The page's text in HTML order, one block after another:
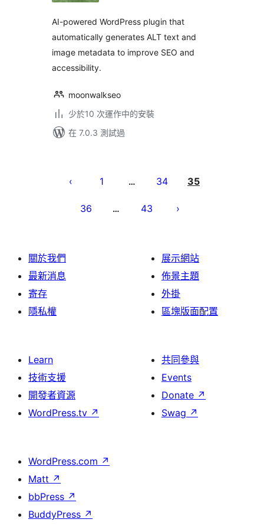
AI-powered WordPress plugin that
automatically generates ALT text and
image metadata to improve SEO and
accessibility.
moonwalkseo
少於10 次運作中的安裝
在 7.0.3 測試過
pagination
1 … 34 35
36 … 43
關於我們
最新消息
寄存
隱私權
展示網站
佈景主題
外掛
區塊版面配置
Learn
技術支援
開發者資源
WordPress.tv ↗
共同參與
Events
Donate ↗
Swag ↗
WordPress.com ↗
Matt ↗
bbPress ↗
BuddyPress ↗